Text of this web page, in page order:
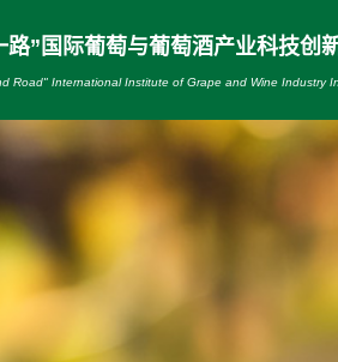
路”国际葡萄与葡萄酒产业科技创
Road" International Institute of Grape and Wine Industry